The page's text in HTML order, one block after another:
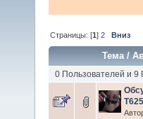
Страницы: [1]2 Вниз
Тема /
0 Пользователей и 9